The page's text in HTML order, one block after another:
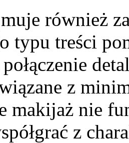
również
typu treści
z
makijaż nie
z